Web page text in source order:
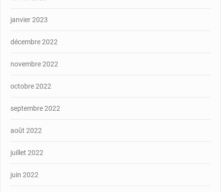
janvier 2023
décembre 2022
novembre 2022
octobre 2022
septembre 2022
août 2022
juillet 2022
juin 2022